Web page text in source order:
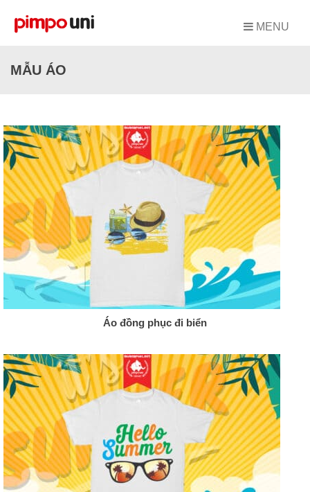
MENU
MẪU ÁO
Áo đồng phục đi biển